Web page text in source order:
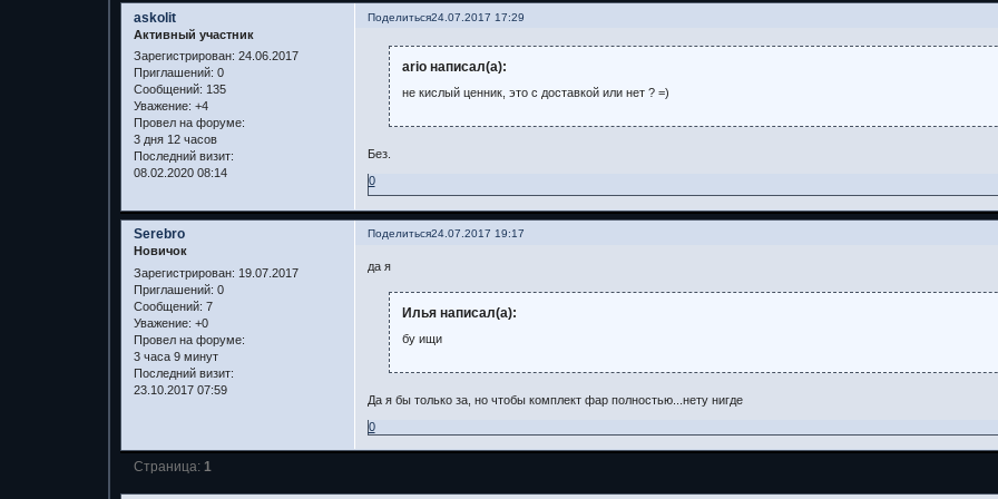
Поделиться24.07.2017 17:29
askolit
Активный участник
Зарегистрирован: 24.06.2017
Приглашений: 0
Сообщений: 135
Уважение: +4
Провел на форуме:
3 дня 12 часов
Последний визит:
08.02.2020 08:14
ario написал(а):
не кислый ценник, это с доставкой или нет ? =)
Без.
0
Поделиться24.07.2017 19:17
Serebro
Новичок
Зарегистрирован: 19.07.2017
Приглашений: 0
Сообщений: 7
Уважение: +0
Провел на форуме:
3 часа 9 минут
Последний визит:
23.10.2017 07:59
да я
Илья написал(а):
бу ищи
Да я бы только за, но чтобы комплект фар полностью...нету нигде
0
Страница: 1